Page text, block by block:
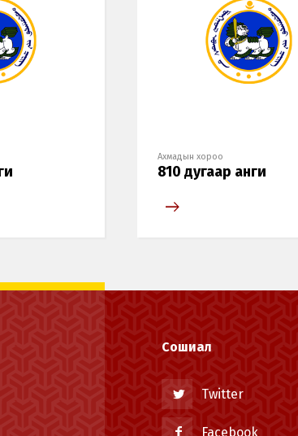
Ахмадын хороо
810 дугаар анги
Сошиал
Twitter
Facebook